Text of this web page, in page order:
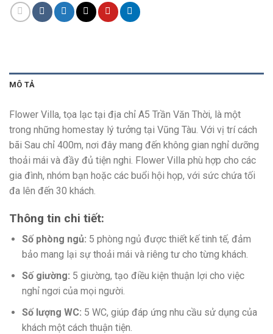
MÔ TẢ
Flower Villa, tọa lạc tại địa chỉ A5 Trần Văn Thời, là một
trong những homestay lý tưởng tại Vũng Tàu. Với vị trí cách
bãi Sau chỉ 400m, nơi đây mang đến không gian nghỉ dưỡng
thoải mái và đầy đủ tiện nghi. Flower Villa phù hợp cho các
gia đình, nhóm bạn hoặc các buổi hội họp, với sức chứa tối
đa lên đến 30 khách.
Thông tin chi tiết:
Số phòng ngủ: 5 phòng ngủ được thiết kế tinh tế, đảm
bảo mang lại sự thoải mái và riêng tư cho từng khách.
Số giường: 5 giường, tạo điều kiện thuận lợi cho việc
nghỉ ngơi của mọi người.
Số lượng WC: 5 WC, giúp đáp ứng nhu cầu sử dụng của
khách một cách thuận tiện.